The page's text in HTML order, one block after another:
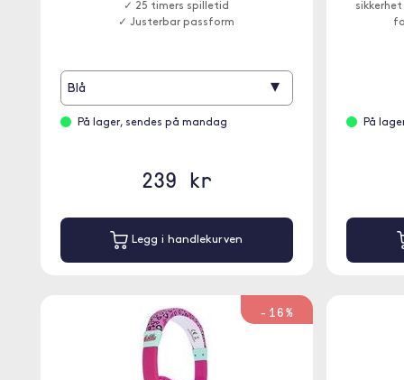
✓ 25 timers spilletid
✓ Justerbar passform
Blå ▾
På lager, sendes på mandag
239 kr
Legg i handlekurven
På
-16%